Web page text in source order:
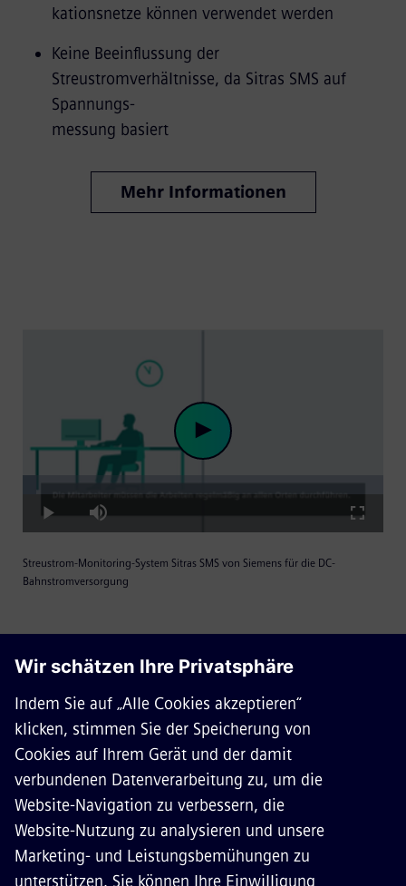
kationsnetze können verwendet werden
Keine Beeinflussung der
Streustromverhältnisse, da Sitras SMS auf
Spannungs-
messung basiert
Mehr Informationen
Play
Play Mute
3.73%
Streustrom-Monitoring-System Sitras SMS von Siemens für die DC-
Bahnstromversorgung
Verwandte Themen